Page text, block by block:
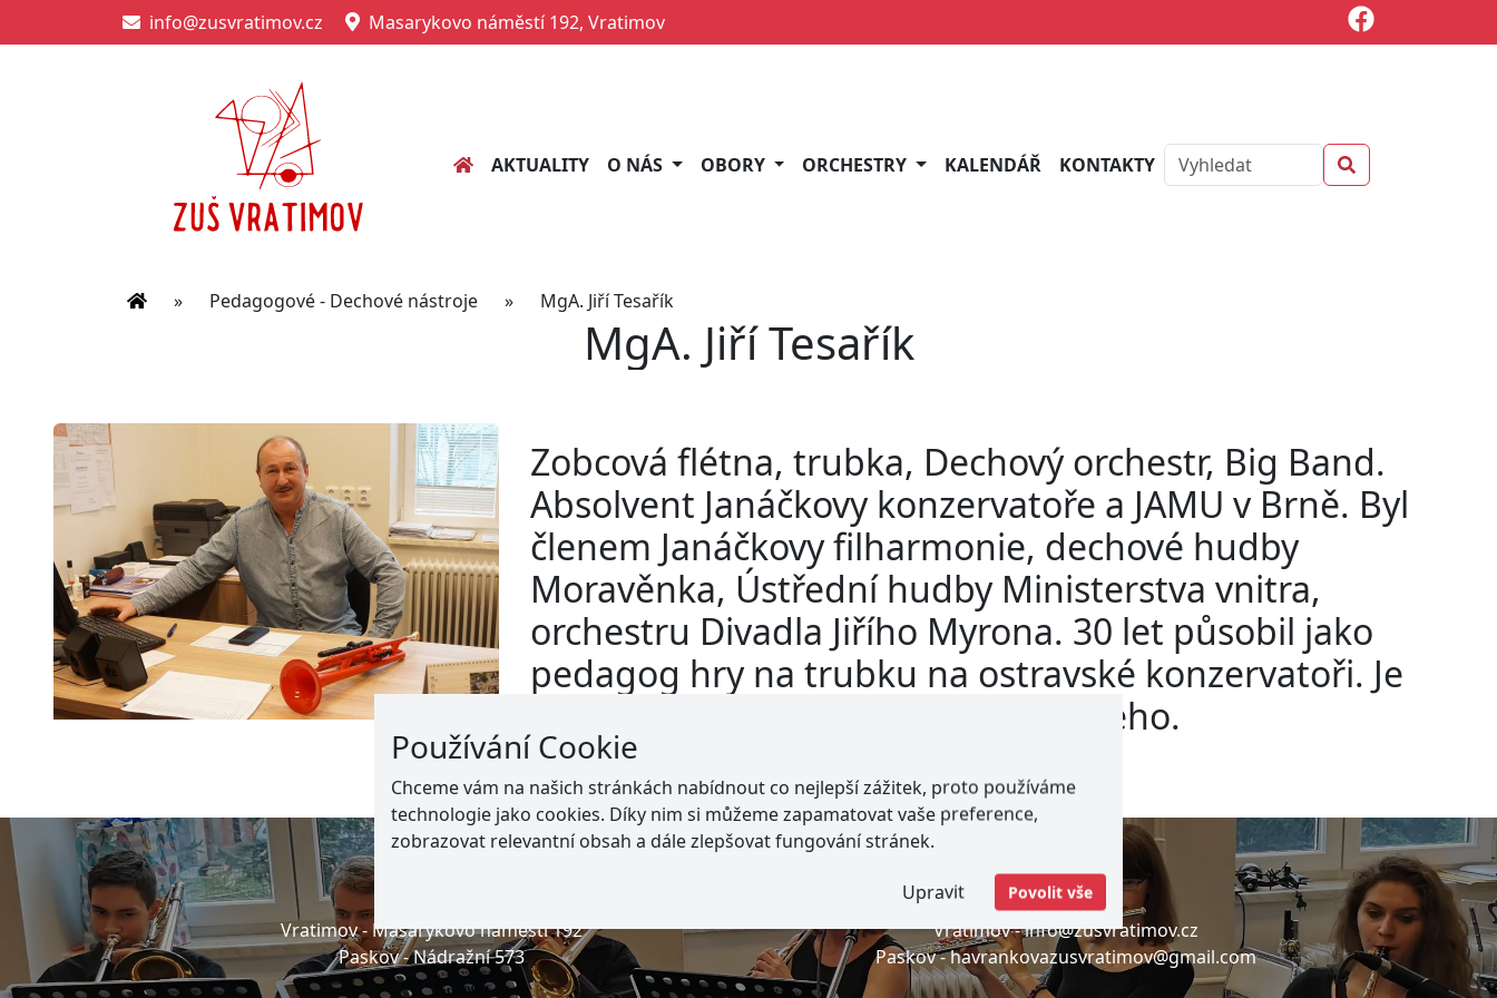
info@zusvratimov.cz Masarykovo náměstí 192, Vratimov
AKTUALITY O NÁS OBORY ORCHESTRY KALENDÁŘ KONTAKTY
» Pedagogové - Dechové nástroje » MgA. Jiří Tesařík
MgA. Jiří Tesařík
Zobcová flétna, trubka, Dechový orchestr, Big Band.
Absolvent Janáčkovy konzervatoře a JAMU v Brně. Byl
členem Janáčkovy filharmonie, dechové hudby
Moravěnka, Ústřední hudby Ministerstva vnitra,
orchestru Divadla Jiřího Myrona. 30 let působil jako
pedagog hry na trubku na ostravské konzervatoři. Je
členem Ochranného svazu autorského.
Vratimov - Masarykovo náměstí 192
Paskov -Nádražní 573
E-mail
Vratimov -info@zusvratimov.cz
Paskov -havrankovazusvratimov@gmail.com
Používání Cookie
Chceme vám na našich stránkách nabídnout co nejlepší zážitek, proto používáme
technologie jako cookies. Díky nim si můžeme zapamatovat vaše preference,
zobrazovat relevantní obsah a dále zlepšovat fungování stránek.
Upravit Povolit vše